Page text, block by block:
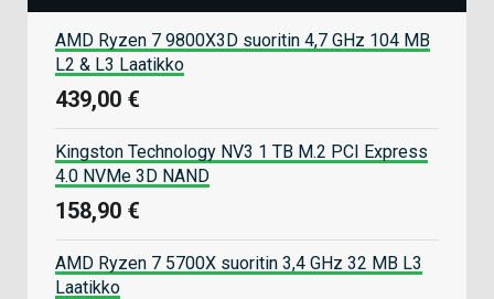
AMD Ryzen 7 9800X3D suoritin 4,7 GHz 104 MB
L2 & L3 Laatikko
439,00 €
Kingston Technology NV3 1 TB M.2 PCI Express
4.0 NVMe 3D NAND
158,90 €
AMD Ryzen 7 5700X suoritin 3,4 GHz 32 MB L3
Laatikko